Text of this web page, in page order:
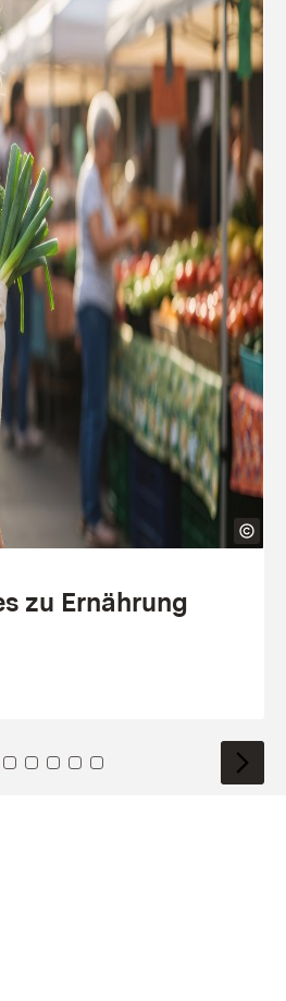
zu Ernährung
Kachel: 0
Zu Kachel: 1
Zu Kachel: 2
Zu Kachel: 3
Zu Kachel: 4
Zu Kachel: 5